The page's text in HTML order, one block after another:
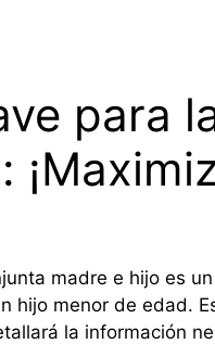
para
madre e hijo es
hijo menor de edad.
la información